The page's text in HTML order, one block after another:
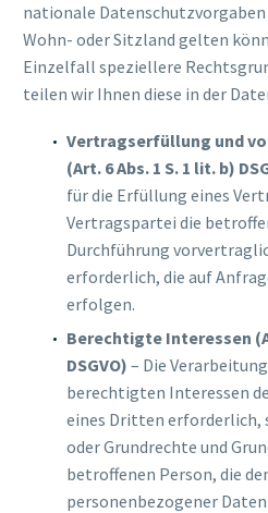
nationale
Wohn- oder Sitzland gelten
Einzelfall speziellere
teilen wir Ihnen diese in der
Vertragserfüllung und
(Art. 6 Abs. 1 S. 1 lit. b)
für die Erfüllung eines
Vertragspartei die
Durchführung
erforderlich, die auf
erfolgen.
Berechtigte Interessen
DSGVO) – Die
berechtigten Interessen
eines Dritten erforderlich,
oder Grundrechte und
betroffenen Person, die
personenbezogener